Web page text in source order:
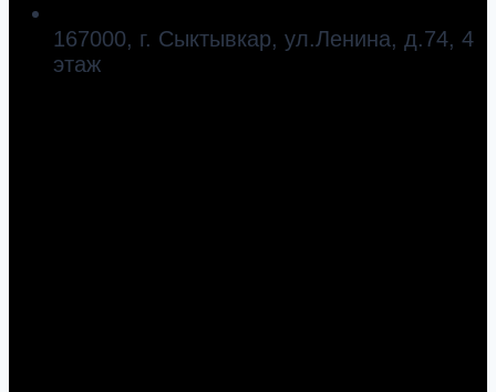
167000, г. Сыктывкар, ул.Ленина, д.74, 4
этаж